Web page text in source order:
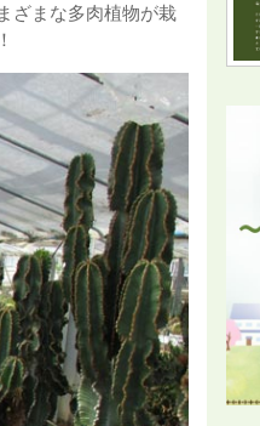
ざまな多肉植物が栽